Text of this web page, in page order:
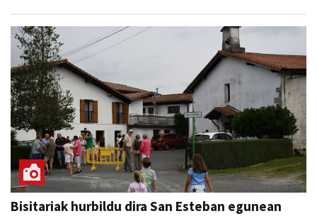
Bisitariak hurbildu dira San Esteban egunean